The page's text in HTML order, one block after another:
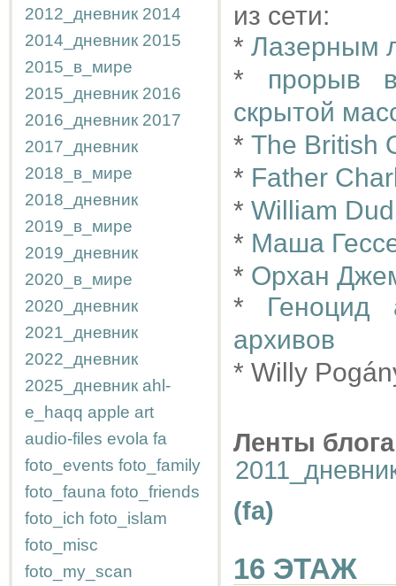
2012_дневник 2014
2014_дневник 2015
2015_в_мире
2015_дневник 2016
2016_дневник 2017
2017_дневник
2018_в_мире
2018_дневник
2019_в_мире
2019_дневник
2020_в_мире
2020_дневник
2021_дневник
2022_дневник
2025_дневник ahl-
e_haqq apple art
audio-files evola fa
foto_events foto_family
foto_fauna foto_friends
foto_ich foto_islam
foto_misc
foto_my_scan
из сети:
* Лазерным
* прорыв
скрытой
* The British
* Father
* William
* Маша
* Орхан
* Геноцид
архивов
* Willy
Ленты
(fa)
16 ЭТАЖ